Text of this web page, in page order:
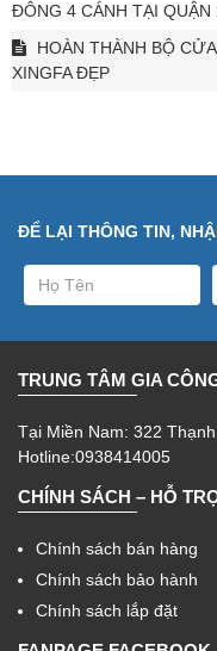
ĐÔNG 4 CÁNH TẠI QUẬN
HOÀN THÀNH BỘ
XINGFA ĐẸP
ĐỂ LẠI THÔNG TIN,
TRUNG TÂM GIA
Tại Miền Nam: 322
Hotline:0938414005
CHÍNH SÁCH – HỖ
Chính sách bán hàng
Chính sách bảo hành
Chính sách lắp đặt